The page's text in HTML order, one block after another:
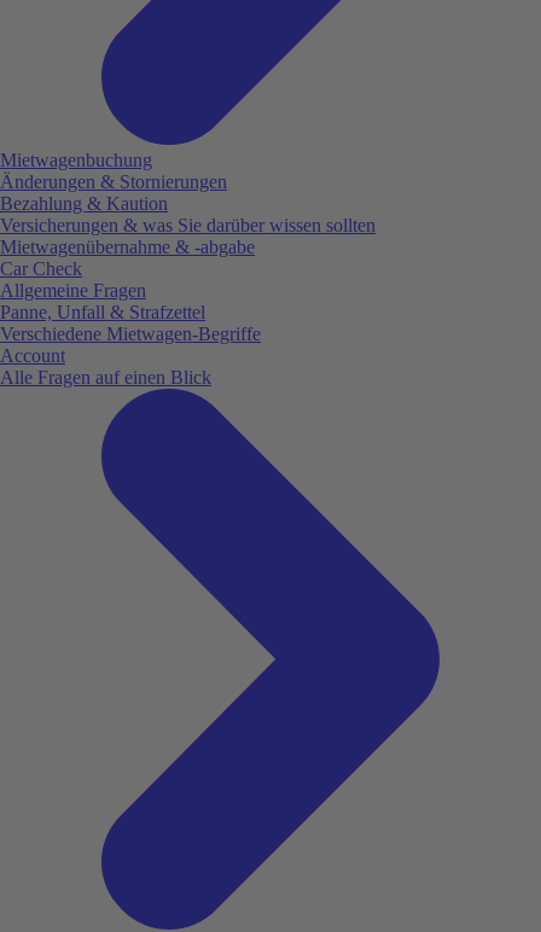
Mietwagenbuchung
Änderungen & Stornierungen
Bezahlung & Kaution
Versicherungen & was Sie darüber wissen sollten
Mietwagenübernahme & -abgabe
Car Check
Allgemeine Fragen
Panne, Unfall & Strafzettel
Verschiedene Mietwagen-Begriffe
Account
Alle Fragen auf einen Blick